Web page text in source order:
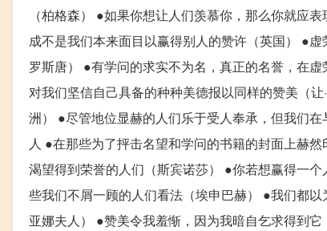
（柏格森） ●如果你想让人们羡慕你，那么你就应
成不是我们本来面目以赢得别人的赞许（英国） ●
罗斯唐） ●有学问的求实不为名，真正的名誉，在
对我们坚信自己具备的种种美德报以同样的赞美（
洲） ●尽管地位显赫的人们乐于受人奉承，但我们
人 ●在那些为了抨击名望和学问的书籍的封面上赫
渴望得到荣誉的人们（斯宾诺莎） ●你若想赢得一
些我们不屑一顾的人们看法（埃申巴赫） ●我们都
亚娜夫人） ●赞美令我羞惭，因为我暗自乞求得到它